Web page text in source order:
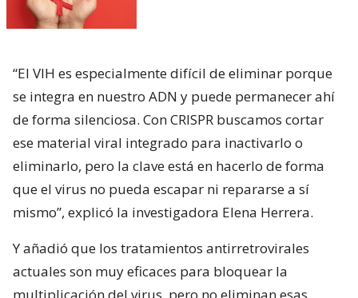
“El VIH es especialmente difícil de eliminar porque
se integra en nuestro ADN y puede permanecer ahí
de forma silenciosa. Con CRISPR buscamos cortar
ese material viral integrado para inactivarlo o
eliminarlo, pero la clave está en hacerlo de forma
que el virus no pueda escapar ni repararse a sí
mismo”, explicó la investigadora Elena Herrera.
Y añadió que los tratamientos antirretrovirales
actuales son muy eficaces para bloquear la